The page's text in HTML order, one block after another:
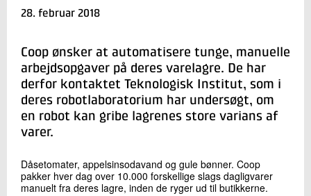
Skriv til mig
28. februar 2018
Coop ønsker at automatisere tunge, manuelle
arbejdsopgaver på deres varelagre. De har
derfor kontaktet Teknologisk Institut, som i
deres robotlaboratorium har undersøgt, om
en robot kan gribe lagrenes store varians af
varer.
Dåsetomater, appelsinsodavand og gule bønner. Coop
pakker hver dag over 10.000 forskellige slags dagligvarer
manuelt fra deres lagre, inden de ryger ud til butikkerne.